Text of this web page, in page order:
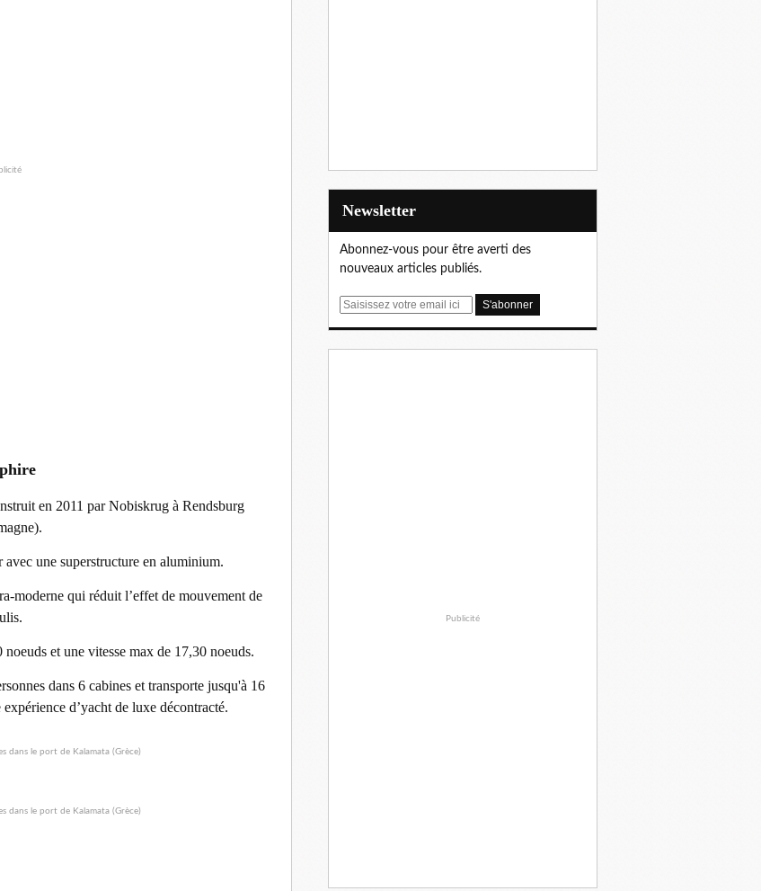
en 2011 par Nobiskrug à Rendsburg
une superstructure en aluminium.
moderne qui réduit l’effet de mouvement de
et une vitesse max de 17,30 noeuds.
dans 6 cabines et transporte jusqu'à 16
d’yacht de luxe décontracté.
Newsletter
Abonnez-vous pour être averti des
nouveaux articles publiés.
E
Publicité